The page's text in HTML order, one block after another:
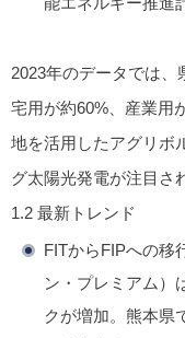
2023年のデータでは、
宅用が約60%、産業用
地を活用したアグリボ
グ太陽光発電が注目さ
1.2 最新トレンド
FITからFIPへの移
ン・プレミアム）
クが増加。熊本県